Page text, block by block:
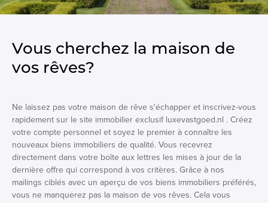
Vous cherchez la maison de
vos rêves?
Ne laissez pas votre maison de rêve s'échapper et inscrivez-vous
rapidement sur le site immobilier exclusif luxevastgoed.nl . Créez
votre compte personnel et soyez le premier à connaître les
nouveaux biens immobiliers de qualité. Vous recevrez
directement dans votre boîte aux lettres les mises à jour de la
dernière offre qui correspond à vos critères. Grâce à nos
mailings ciblés avec un aperçu de vos biens immobiliers préférés,
vous ne manquerez pas la maison de vos rêves. Cela vous